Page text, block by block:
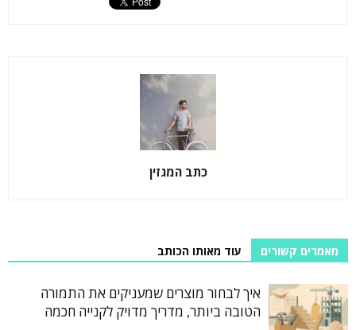
כתב המגזין
מאמרים קשורים עוד מאותו הכותב
איך לבחור מוצרים שמעניקים את התמורה
הטובה ביותר, מדריך מדויק לקנייה חכמה